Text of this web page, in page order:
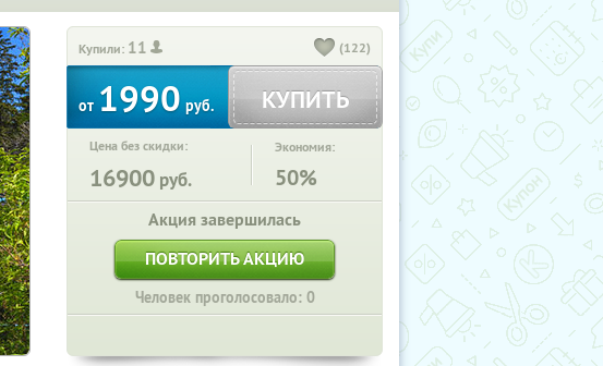
Купили: 11 (122)
от 1990 руб. КУПИТЬ
Цена без скидки:
16900 руб.
Экономия:
50%
Акция завершилась
ПОВТОРИТЬ АКЦИЮ
Человек проголосовало: 0